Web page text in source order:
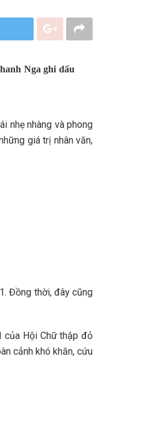
Nga ghi dấu
nhẹ nhàng và phong
giá trị nhân văn,
Đồng thời, đây cũng
của Hội Chữ thập đỏ
cảnh khó khăn, cứu